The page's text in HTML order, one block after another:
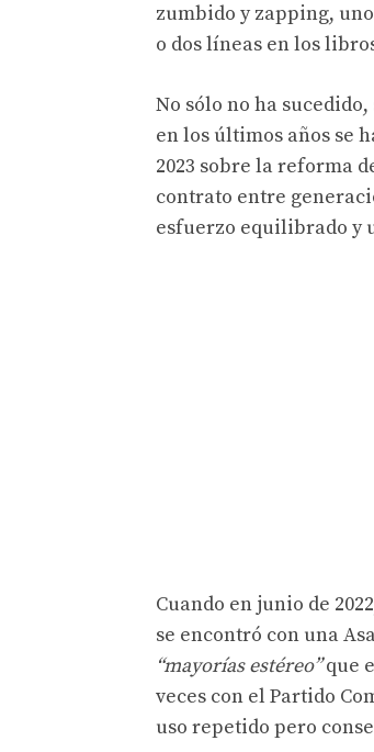
zumbido y zapping,
o dos líneas en los
No sólo no ha
en los últimos años se
2023 sobre la reforma
contrato entre
esfuerzo equilibrado y
Cuando en junio de
se encontró con una
“mayorías estéreo”que
veces con el Partido
uso repetido pero